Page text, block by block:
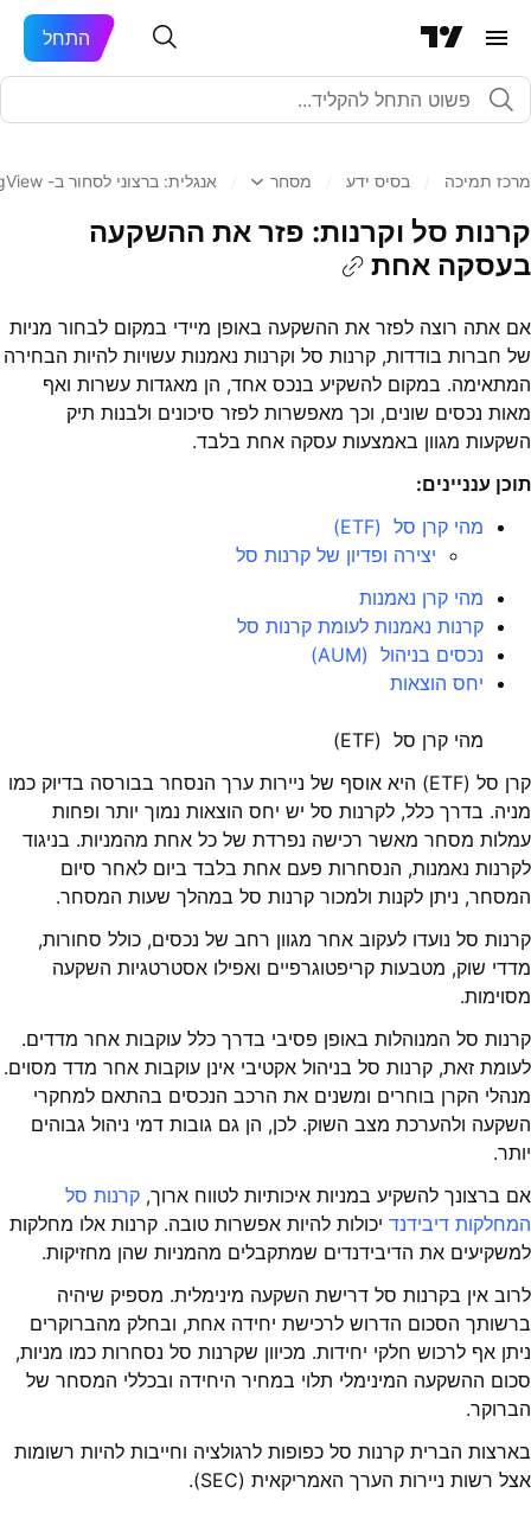
התחל
מרכז תמיכה בסיס ידע מסחר אנגלית: ברצוני לסחור ב- TradingView. מהם היסודות?
קרנות סל וקרנות: פזר את ההשקעה
בעסקה אחת
אם אתה רוצה לפזר את ההשקעה באופן מיידי במקום לבחור מניות
של חברות בודדות, קרנות סל וקרנות נאמנות עשויות להיות הבחירה
המתאימה. במקום להשקיע בנכס אחד, הן מאגדות עשרות ואף
מאות נכסים שונים, וכך מאפשרות לפזר סיכונים ולבנות תיק
השקעות מגוון באמצעות עסקה אחת בלבד.
תוכן ענניינים:
מהי קרן סל (ETF)
יצירה ופדיון של קרנות סל
מהי קרן נאמנות
קרנות נאמנות לעומת קרנות סל
נכסים בניהול (AUM)
יחס הוצאות
מהי קרן סל (ETF)
קרן סל (ETF) היא אוסף של ניירות ערך הנסחר בבורסה בדיוק כמו
מניה. בדרך כלל, לקרנות סל יש יחס הוצאות נמוך יותר ופחות
עמלות מסחר מאשר רכישה נפרדת של כל אחת מהמניות. בניגוד
לקרנות נאמנות, הנסחרות פעם אחת בלבד ביום לאחר סיום
המסחר, ניתן לקנות ולמכור קרנות סל במהלך שעות המסחר.
קרנות סל נועדו לעקוב אחר מגוון רחב של נכסים, כולל סחורות,
מדדי שוק, מטבעות קריפטוגרפיים ואפילו אסטרטגיות השקעה
מסוימות.
קרנות סל המנוהלות באופן פסיבי בדרך כלל עוקבות אחר מדדים.
לעומת זאת, קרנות סל בניהול אקטיבי אינן עוקבות אחר מדד מסוים.
מנהלי הקרן בוחרים ומשנים את הרכב הנכסים בהתאם למחקרי
השקעה ולהערכת מצב השוק. לכן, הן גם גובות דמי ניהול גבוהים
יותר.
אם ברצונך להשקיע במניות איכותיות לטווח ארוך, קרנות סל
המחלקות דיבידנד יכולות להיות אפשרות טובה. קרנות אלו מחלקות
למשקיעים את הדיבידנדים שמתקבלים מהמניות שהן מחזיקות.
לרוב אין בקרנות סל דרישת השקעה מינימלית. מספיק שיהיה
ברשותך הסכום הדרוש לרכישת יחידה אחת, ובחלק מהברוקרים
ניתן אף לרכוש חלקי יחידות. מכיוון שקרנות סל נסחרות כמו מניות,
סכום ההשקעה המינימלי תלוי במחיר היחידה ובכללי המסחר של
הברוקר.
בארצות הברית קרנות סל כפופות לרגולציה וחייבות להיות רשומות
אצל רשות ניירות הערך האמריקאית (SEC).